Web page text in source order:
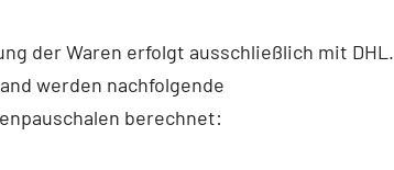
der Waren erfolgt ausschließlich mit DHL.
werden nachfolgende
berechnet: